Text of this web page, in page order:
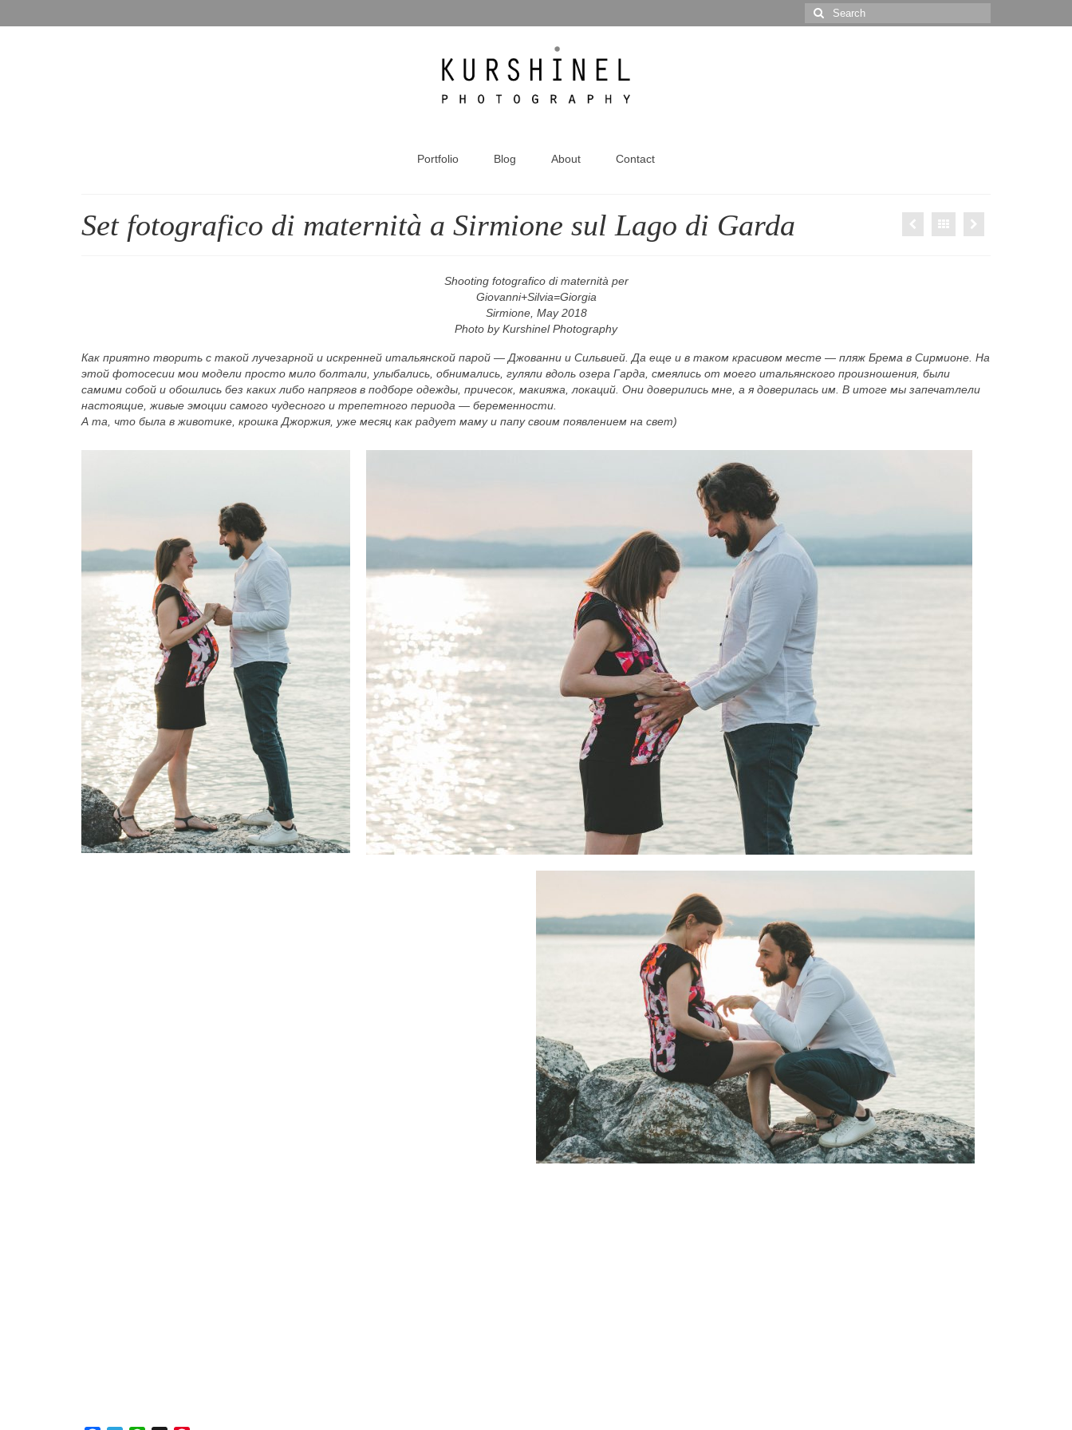
Search
for:
Portfolio Blog About Contact
Set fotografico di maternità a Sirmione sul Lago di Garda
Shooting fotografico di maternità per
Giovanni+Silvia=Giorgia
Sirmione, May 2018
Photo by Kurshinel Photography
Как приятно творить с такой лучезарной и искренней итальянской парой — Джованни и Сильвией. Да еще и в таком красивом месте — пляж Брема в Сирмионе. На
этой фотосесии мои модели просто мило болтали, улыбались, обнимались, гуляли вдоль озера Гарда, смеялись от моего итальянского произношения, были
самими собой и обошлись без каких либо напрягов в подборе одежды, причесок, макияжа, локаций. Они доверились мне, а я доверилась им. В итоге мы запечатлели
настоящие, живые эмоции самого чудесного и трепетного периода — беременности.
А та, что была в животике, крошка Джоржия, уже месяц как радует маму и папу своим появлением на свет)